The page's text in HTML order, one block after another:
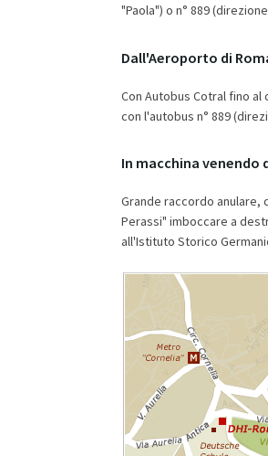
"Paola") o n° 889
Dall'Aeroporto di
Con Autobus Cotral fino
con l'autobus n° 889
In macchina venendo
Grande raccordo anulare,
Perassi" imboccare a
all'Istituto Storico